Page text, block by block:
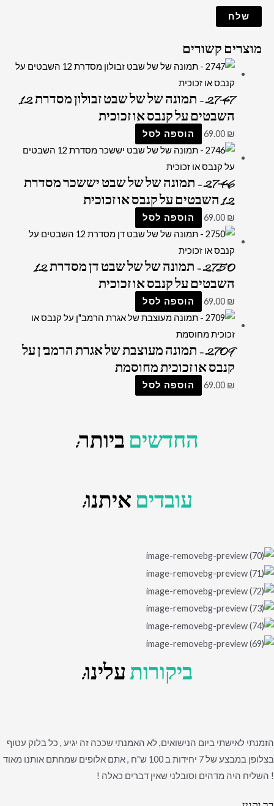
מוצרים קשורים
2747 – תמונה של של שבט זבולון מסדרת 12
השבטים על קנבס או זכוכית
69.00 ₪ הוספה לסל
2746 – תמונה של של שבט יששכר מסדרת
12 השבטים על קנבס או זכוכית
69.00 ₪ הוספה לסל
2750 – תמונה של של שבט דן מסדרת 12
השבטים על קנבס או זכוכית
69.00 ₪ הוספה לסל
2709 – תמונה מעוצבת של אגרת הרמב"ן על
קנבס או זכוכית מחוסמת
69.00 ₪ הוספה לסל
החדשיםביותר:
עובדיםאיתנו:
ביקורותעלינו:
הזמנתי לאישתי ביום הנישואים, לא האמנתי שככה זה יגיע , כל בלוק עטוף
בצלופן במבצע של 7 יחידות ב 100 ש"ח , אתם אלופים שמחתם אותנו מאוד
! השליח היה מדהים וסובלני שאין דברים כאלה !